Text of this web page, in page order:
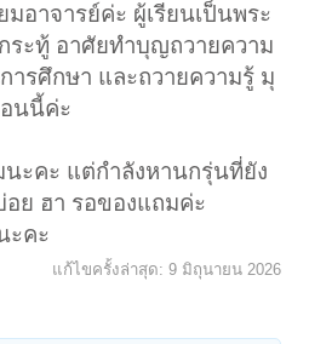
อาจารย์ค่ะ ผู้เรียนเป็นพระ
ระทู้ อาศัยทำบุญถวายความ
รศึกษา และถวายความรู้ มุ
นนี้ค่ะ
นะคะ แต่กำลังหานกรุ่นที่ยัง
ย ฮา รอของแถมค่ะ
ะคะ
แก้ไขครั้งล่าสุด: 9 มิถุนายน 2026